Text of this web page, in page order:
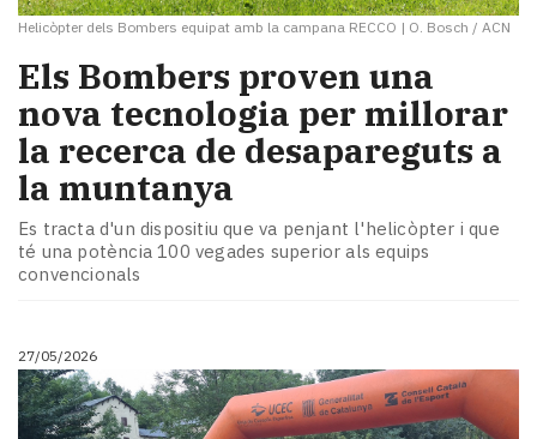
Helicòpter dels Bombers equipat amb la campana RECCO | O. Bosch / ACN
​Els Bombers proven una
nova tecnologia per millorar
la recerca de desapareguts a
la muntanya
Es tracta d'un dispositiu que va penjant l'helicòpter i que
té una potència 100 vegades superior als equips
convencionals
27/05/2026